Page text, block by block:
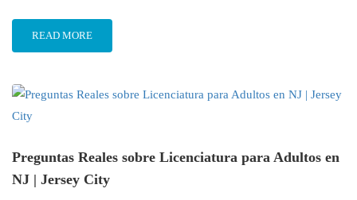
READ MORE
Preguntas Reales sobre Licenciatura para Adultos en
NJ | Jersey City